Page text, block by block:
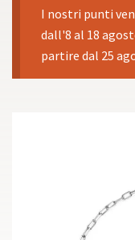
I nostri punti
dall'8 al 18
partire dal 25